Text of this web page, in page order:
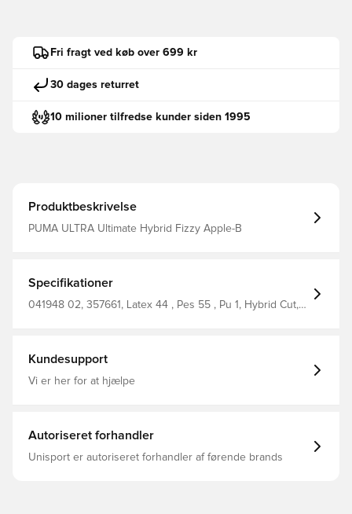
Fri fragt ved køb over 699 kr
30 dages returret
10 milioner tilfredse kunder siden 1995
Produktbeskrivelse
PUMA ULTRA Ultimate Hybrid Fizzy Apple-B
Specifikationer
041948 02, 357661, Latex 44 , Pes 55 , Pu 1, Hybrid Cut,
Kundesupport
Vi er her for at hjælpe
Autoriseret forhandler
Unisport er autoriseret forhandler af førende brands